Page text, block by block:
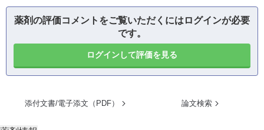
薬剤の評価コメントをご覧いただくにはログインが必要
です。
ログインして評価を見る
添付文書/電子添文（PDF） 論文検索